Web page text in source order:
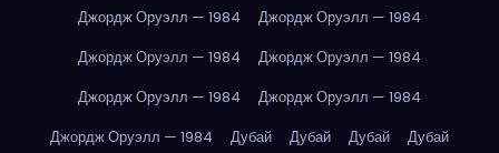
Джордж Оруэлл — 1984
Джордж Оруэлл — 1984
Джордж Оруэлл — 1984
Джордж Оруэлл — 1984
Джордж Оруэлл — 1984
Джордж Оруэлл — 1984
Джордж Оруэлл — 1984
Дубай Дубай Дубай
Дубай